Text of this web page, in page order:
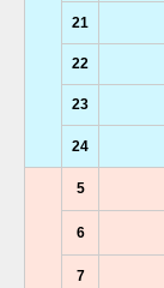
21
22
23
24
5
6
7